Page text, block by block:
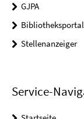
GJPA
Stellenanzeiger
Service-